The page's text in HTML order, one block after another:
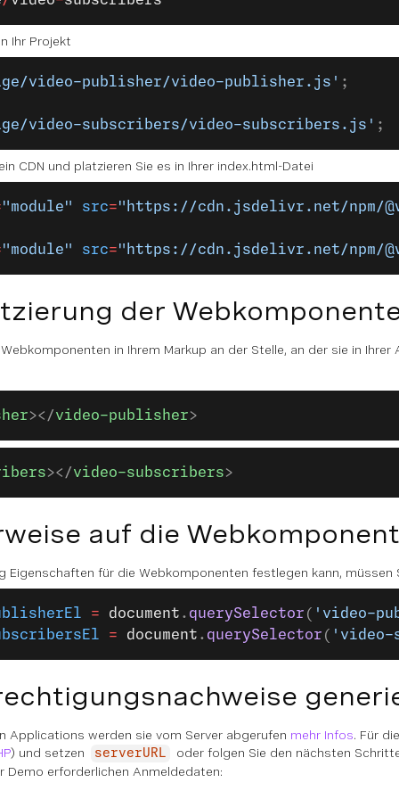
Ihr Projekt
video-publisher/video-publisher.js' ;
video-subscribers/video-subscribers.js' ;
CDN und platzieren Sie es in Ihrer index.html-Datei
"module" src="https://cdn.jsdelivr.net/npm/
"module" src="https://cdn.jsdelivr.net/npm/
der
in Ihrem Markup an der Stelle, an der sie in
></video-publisher>
></video-subscribers>
auf die
Eigenschaften für die Webkomponenten festlegen kann,
= document . querySelector ( 'video-
= document . querySelector ( 'video-
Applications werden sie vom Server abgerufen mehr Infos. Für
) und setzen serverURL
oder folgen Sie den nächsten
Demo erforderlichen Anmeldedaten: